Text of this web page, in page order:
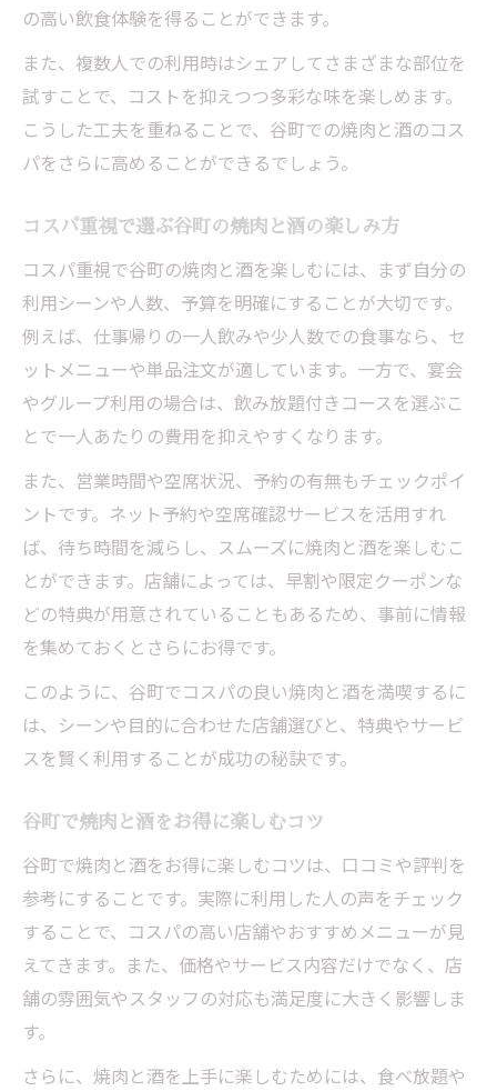
の高い飲食体験を得ることができます。
また、複数人での利用時はシェアしてさまざまな部位を
試すことで、コストを抑えつつ多彩な味を楽しめます。
こうした工夫を重ねることで、谷町での焼肉と酒のコス
パをさらに高めることができるでしょう。
コスパ重視で選ぶ谷町の焼肉と酒の楽しみ方
コスパ重視で谷町の焼肉と酒を楽しむには、まず自分の
利用シーンや人数、予算を明確にすることが大切です。
例えば、仕事帰りの一人飲みや少人数での食事なら、セ
ットメニューや単品注文が適しています。一方で、宴会
やグループ利用の場合は、飲み放題付きコースを選ぶこ
とで一人あたりの費用を抑えやすくなります。
また、営業時間や空席状況、予約の有無もチェックポイ
ントです。ネット予約や空席確認サービスを活用すれ
ば、待ち時間を減らし、スムーズに焼肉と酒を楽しむこ
とができます。店舗によっては、早割や限定クーポンな
どの特典が用意されていることもあるため、事前に情報
を集めておくとさらにお得です。
このように、谷町でコスパの良い焼肉と酒を満喫するに
は、シーンや目的に合わせた店舗選びと、特典やサービ
スを賢く利用することが成功の秘訣です。
谷町で焼肉と酒をお得に楽しむコツ
谷町で焼肉と酒をお得に楽しむコツは、口コミや評判を
参考にすることです。実際に利用した人の声をチェック
することで、コスパの高い店舗やおすすめメニューが見
えてきます。また、価格やサービス内容だけでなく、店
舗の雰囲気やスタッフの対応も満足度に大きく影響しま
す。
さらに、焼肉と酒を上手に楽しむためには、食べ放題や